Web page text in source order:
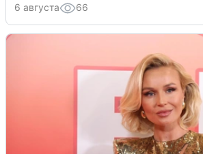
6 августа 66